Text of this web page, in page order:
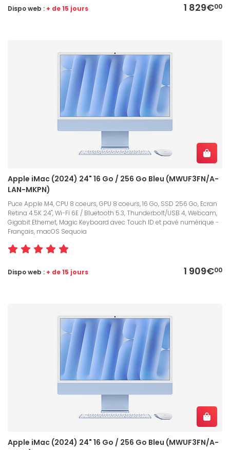
1 829€00
Dispo web : + de 15 jours
Apple iMac (2024) 24" 16 Go / 256 Go Bleu (MWUF3FN/A-
LAN-MKPN)
Puce Apple M4, CPU 8 coeurs, GPU 8 coeurs, 16 Go, SSD 256 Go, Ecran
Retina 4.5K 24", Wi-Fi 6E / Bluetooth 5.3, Thunderbolt/USB 4, Webcam,
Gigabit Ethernet, Magic Keyboard avec Touch ID et pavé numérique -
Français, macOS Sequoia
1 909€00
Dispo web : + de 15 jours
Apple iMac (2024) 24" 16 Go / 256 Go Bleu (MWUF3FN/A-